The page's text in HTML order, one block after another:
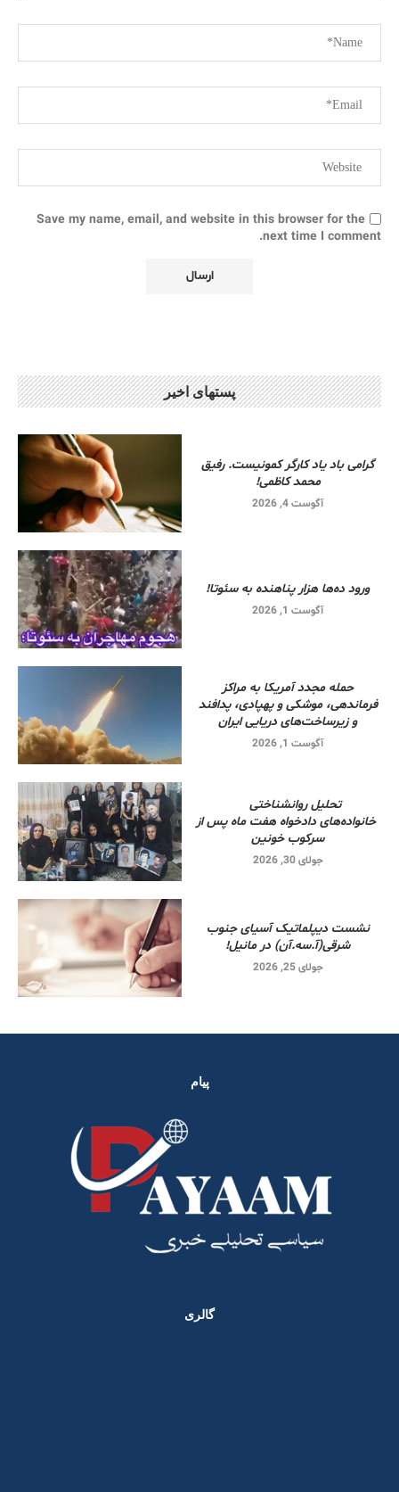
Save my name, email, and website in this browser for the
next time I comment.
پستهای اخیر
گرامی باد یاد کارگر کمونیست. رفیق
محمد کاظمی!
آگوست 4, 2026
ورود ده‌ها هزار پناهنده به سئوتا!
آگوست 1, 2026
حمله مجدد آمریکا به مراکز
فرماندهی، موشکی و پهپادی، پدافند
و زیرساخت‌های دریایی ایران
آگوست 1, 2026
تحلیل روانشناختی
خانواده‌های دادخواه هفت ماه پس از
سرکوب خونین
جولای 30, 2026
نشست دیپلماتیک آسیای جنوب
شرقی‌(آ.سه.آن) در مانیل!
جولای 25, 2026
پیام
گالری